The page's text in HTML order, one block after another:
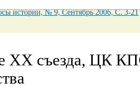
истории, № 9, Сентябрь 2006, C. 3-21
XX съезда, ЦК